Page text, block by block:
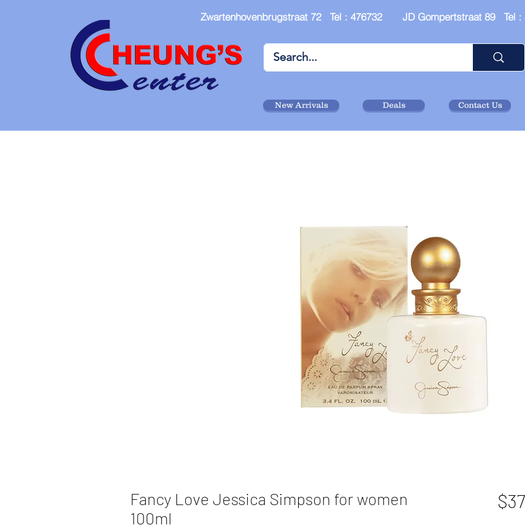
Zwartenhovenbrugstraat 72 Tel : 476732 JD Gompertstraat 89 Tel :
New Arrivals Deals Contact Us
Fancy Love Jessica Simpson for women
100ml